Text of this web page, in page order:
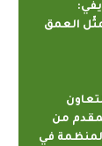
العمق
من
المنظمة في